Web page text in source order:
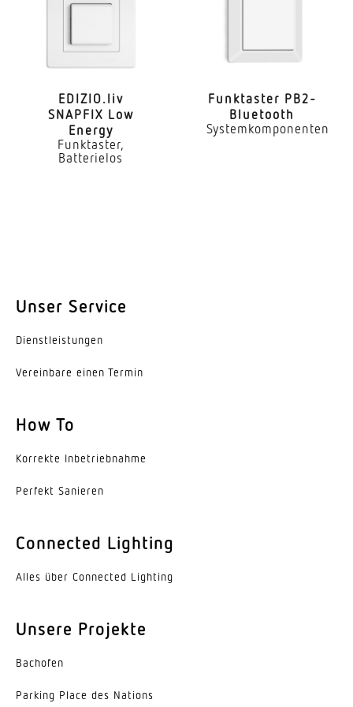
1,80 – 4,00 m
optimale Montagehöhe
Mit Bewegungsmelder
Nein
Dämmerungsschalter
Dämmerungseinstellung
Ja
Grundlichtfunktion
IP54
EDIZIO.liv
SNAPFIX Low
Energy
Funktaster,
Batterielos
Funk­taster PB2-
Bluetooth
Systemkomponenten
Unser Service
Dienst­leis­tungen
Vereinbare einen Termin
How To
Korrekte Inbe­trieb­nahme
Perfekt Sanieren
Connected Lighting
Alles über Connected Lighting
Unsere Projekte
Bachofen
Parking Place des Nations